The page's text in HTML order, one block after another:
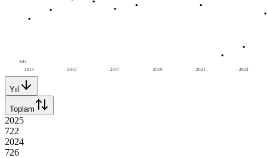
2013 2015 2017 2019 2021 2023
634
Yıl
Toplam
2025
722
2024
726